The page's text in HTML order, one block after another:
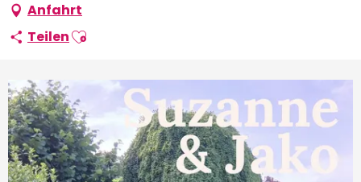
Anfahrt
TeilenAjouter aux favoris